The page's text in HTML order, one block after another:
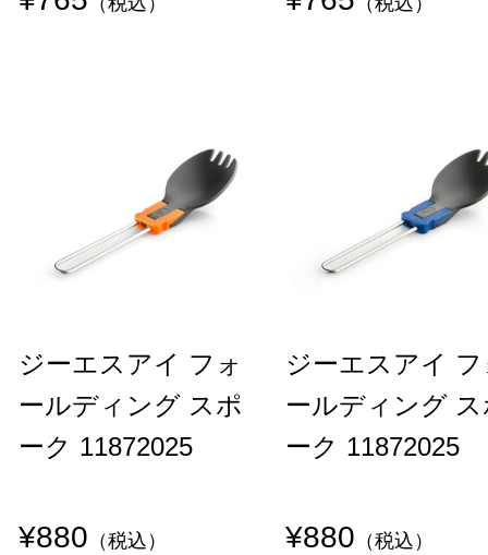
ジーエスアイ フォ
ールディング スポ
ーク 11872025
¥880 （税込）
ジーエスアイ
ールディング
ーク 11872025
¥880 （税込）